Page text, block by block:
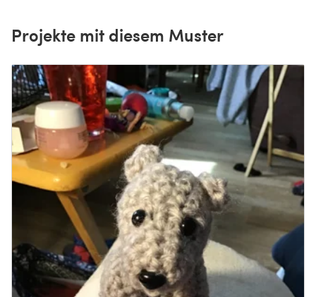
Projekte mit diesem Muster